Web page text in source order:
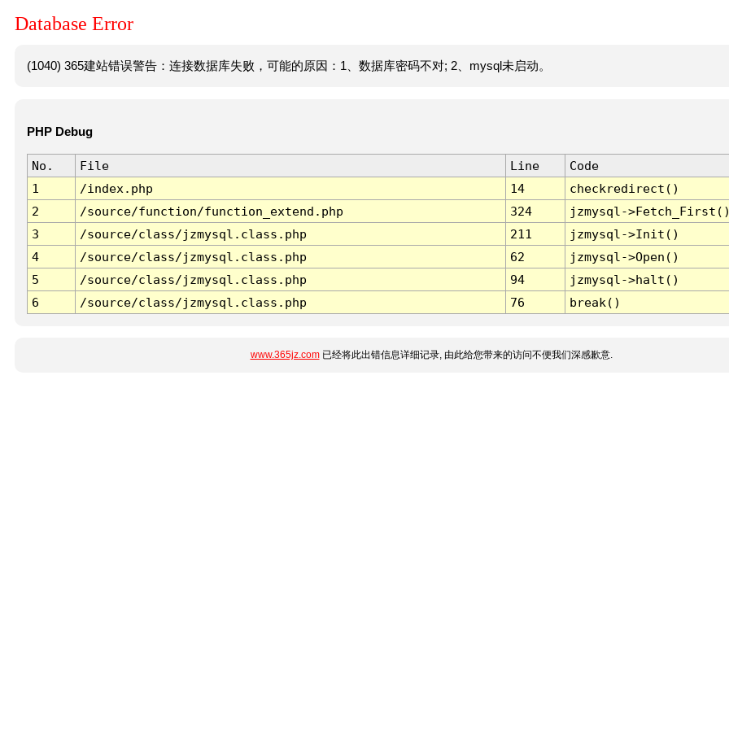
Database Error
(1040) 365建站错误警告：连接数据库失败，可能的原因：1、数据库密码不对; 2、mysql未启动。
PHP Debug
No. File Line
Code
1
/index.php 14
checkredirect()
2
/source/function/function_extend.php 324
jzmysql-
3
/source/class/jzmysql.class.php 211
jzmysql->Init()
4
/source/class/jzmysql.class.php 62
jzmysql->Open()
5
/source/class/jzmysql.class.php 94
jzmysql->halt()
6
/source/class/jzmysql.class.php 76 break()
www.365jz.com已经将此出错信息详细记录, 由此给您带来的访问不便我们深感歉意.